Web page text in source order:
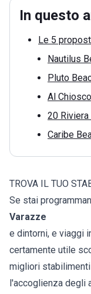
In questo
Le 5
Nautilus
Pluto
Al
20
Caribe
TROVA IL TUO
Se stai
Varazze
e dintorni, e viaggi
certamente utile
migliori stabilimenti
l'accoglienza degli